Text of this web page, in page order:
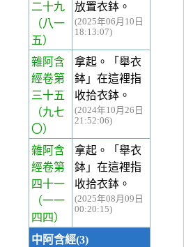
二十九
（八一
五）
放置衣鉢。
(2025年06月10日
18:13:07)
雜阿含
經卷第
三十五
（九七
〇）
拿起。「舉衣
鉢」在這裡指
收拾衣鉢。
(2024年10月26日
21:52:06)
雜阿含
經卷第
四十一
（一一
四四）
拿起。「舉衣
鉢」在這裡指
收拾衣鉢。
(2025年08月09日
00:20:15)
中阿含經(3)